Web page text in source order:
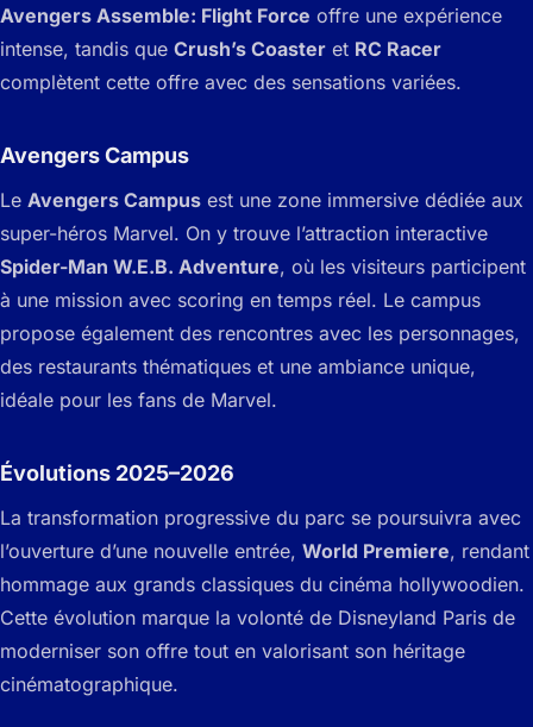
Avengers Assemble: Flight Force offre une expérience
intense, tandis que Crush’s Coaster et RC Racer
complètent cette offre avec des sensations variées.
Avengers Campus
Le Avengers Campus est une zone immersive dédiée aux
super-héros Marvel. On y trouve l’attraction interactive
Spider-Man W.E.B. Adventure, où les visiteurs participent
à une mission avec scoring en temps réel. Le campus
propose également des rencontres avec les personnages,
des restaurants thématiques et une ambiance unique,
idéale pour les fans de Marvel.
Évolutions 2025–2026
La transformation progressive du parc se poursuivra avec
l’ouverture d’une nouvelle entrée, World Premiere, rendant
hommage aux grands classiques du cinéma hollywoodien.
Cette évolution marque la volonté de Disneyland Paris de
moderniser son offre tout en valorisant son héritage
cinématographique.